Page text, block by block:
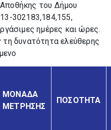
του Δήμου
302183,184,155,
ημέρες και ώρες.
τη δυνατότητα ελεύθερης
ΜΟΝΑΔΑ
ΜΕΤΡΗΣΗΣ
ΠΟΣΟΤΗΤΑ